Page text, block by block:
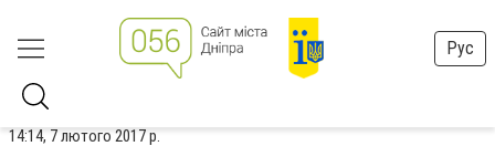
Рус
14:14, 7 лютого 2017 р.